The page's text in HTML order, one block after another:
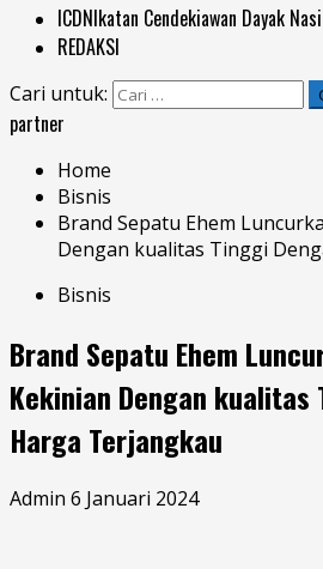
ICDNIkatan Cendekiawan Dayak
REDAKSI
Cari untuk:
partner
Home
Bisnis
Brand Sepatu Ehem
Dengan kualitas Tinggi
Bisnis
Brand Sepatu Ehem
Kekinian Dengan kualitas
Harga Terjangkau
Admin 6 Januari 2024